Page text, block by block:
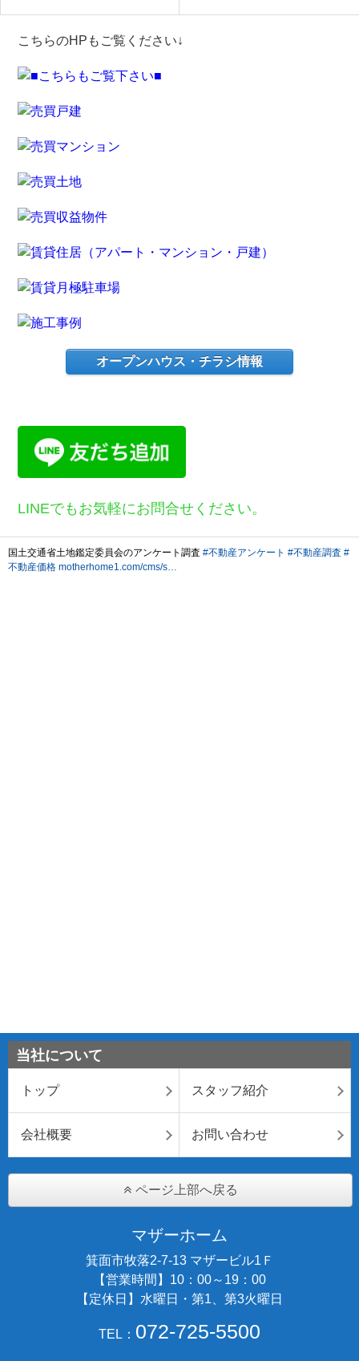
こちらのHPもご覧ください↓
オープンハウス・チラシ情報
LINEでもお気軽にお問合せください。
当社について
トップ スタッフ紹介
会社概要 お問い合わせ
ページ上部へ戻る
マザーホーム
箕面市牧落2-7-13 マザービル1Ｆ
【営業時間】10：00～19：00
【定休日】水曜日・第1、第3火曜日
TEL： 072-725-5500